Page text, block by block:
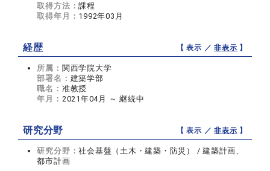
取得方法：課程
取得年月： 1992年03月
経歴 【 表示 ／非表示 】
所属： 関西学院大学
部署名： 建築学部
職名： 准教授
年月： 2021年04月 ～ 継続中
研究分野 【 表示 ／非表示 】
研究分野：社会基盤（土木・建築・防災） / 建築計画、
都市計画